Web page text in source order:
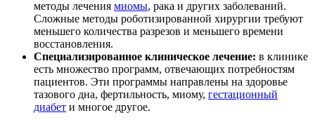
методы лечения миомы, рака и других заболеваний.
Сложные методы роботизированной хирургии требуют
меньшего количества разрезов и меньшего времени
восстановления.
Специализированное клиническое лечение: в клинике
есть множество программ, отвечающих потребностям
пациентов. Эти программы направлены на здоровье
тазового дна, фертильность, миому, гестационный
диабет и многое другое.